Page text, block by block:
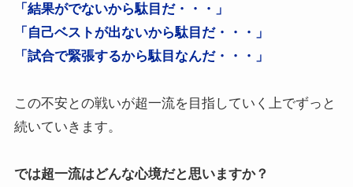
「結果がでないから駄目だ・・・」
「自己ベストが出ないから駄目だ・・・」
「試合で緊張するから駄目なんだ・・・」
この不安との戦いが超一流を目指していく上でずっと
続いていきます。
では超一流はどんな心境だと思いますか？